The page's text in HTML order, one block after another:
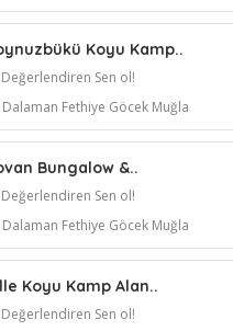
Koyu Kamp..
Sen ol!
Dalaman Fethiye Göcek Muğla
Bungalow &..
Sen ol!
Dalaman Fethiye Göcek Muğla
Koyu Kamp Alan..
Sen ol!